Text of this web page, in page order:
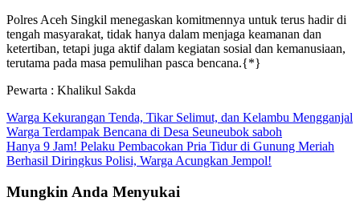
Polres Aceh Singkil menegaskan komitmennya untuk terus hadir di
tengah masyarakat, tidak hanya dalam menjaga keamanan dan
ketertiban, tetapi juga aktif dalam kegiatan sosial dan kemanusiaan,
terutama pada masa pemulihan pasca bencana.{*}
Pewarta : Khalikul Sakda
Navigasi
pos
Warga Kekurangan Tenda, Tikar Selimut, dan Kelambu Mengganjal
Warga Terdampak Bencana di Desa Seuneubok saboh
Hanya 9 Jam! Pelaku Pembacokan Pria Tidur di Gunung Meriah
Berhasil Diringkus Polisi, Warga Acungkan Jempol!
Mungkin Anda Menyukai